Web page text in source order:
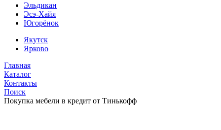
Эльдикан
Эсэ-Хайя
Югорёнок
Якутск
Ярково
Главная
Каталог
Контакты
Поиск
Покупка мебели в кредит от Тинькофф